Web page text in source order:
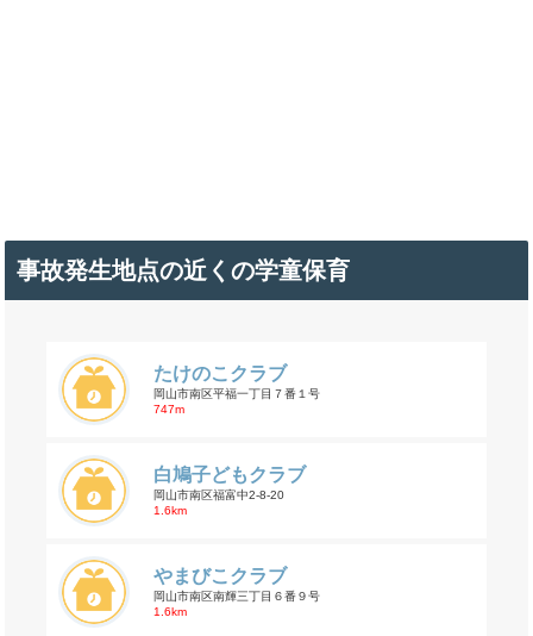
事故発生地点の近くの学童保育
たけのこクラブ
岡山市南区平福一丁目７番１号
747m
白鳩子どもクラブ
岡山市南区福富中2-8-20
1.6km
やまびこクラブ
岡山市南区南輝三丁目６番９号
1.6km